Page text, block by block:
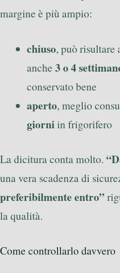
margine è più ampio:
chiuso, può
anche 3 o 4
conservato bene
aperto, meglio
giorniin frigorifero
La dicitura conta molto.
una vera scadenza di
preferibilmente entro”
la qualità.
Come controllarlo davvero